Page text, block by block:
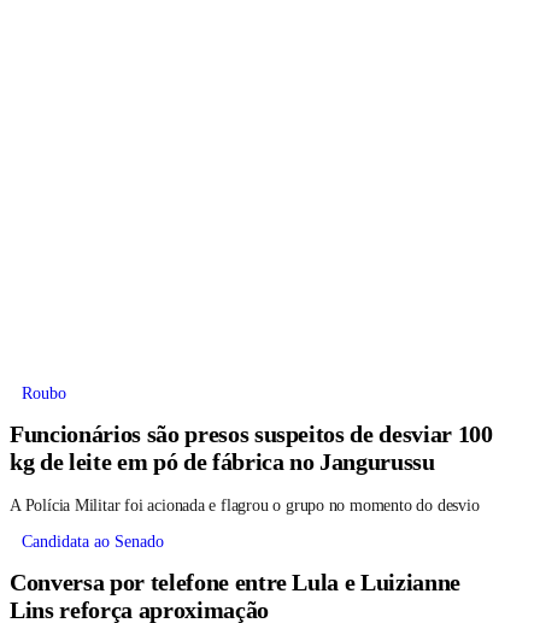
Roubo
Funcionários são presos suspeitos de desviar 100
kg de leite em pó de fábrica no Jangurussu
A Polícia Militar foi acionada e flagrou o grupo no momento do desvio
Candidata ao Senado
Conversa por telefone entre Lula e Luizianne
Lins reforça aproximação